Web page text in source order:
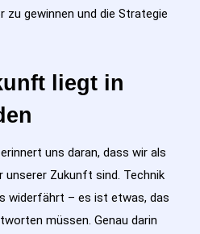
zu gewinnen und die Strategie
liegt in
uns daran, dass wir als
unserer Zukunft sind. Technik
widerfährt – es ist etwas, das
müssen. Genau darin